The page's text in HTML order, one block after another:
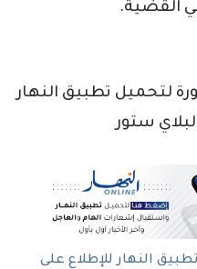
القضية.
لتحميل تطبيق النهار
ستور
النهار للإطلاع على